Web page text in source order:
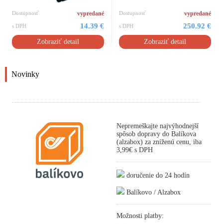
Dostupnosť vypredané
s DPH 14.39 €
Zobraziť detail
Dostupnosť vypredané
s DPH 250.92 €
Zobraziť detail
Novinky
Nepremeškajte najvýhodnejší
spôsob dopravy do Balíkova
(alzabox) za zníženú cenu, iba
3,99€ s DPH
doručenie do 24 hodín
Balíkovo / Alzabox
Možnosti platby: